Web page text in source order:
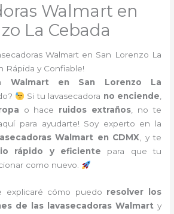
Walmart en
La Cebada
Walmart en San Lorenzo La
Rápida y Confiable!
Walmart en San Lorenzo La
Si tu lavasecadora no enciende,
o hace ruidos extraños, no te
para ayudarte! Soy experto en la
Walmart en CDMX, y te
rápido y eficiente para que tu
como nuevo.
explicaré cómo puedo resolver los
de las lavasecadoras Walmart y